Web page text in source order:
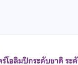
ร์โอลิมปิกระดับชาติ ร